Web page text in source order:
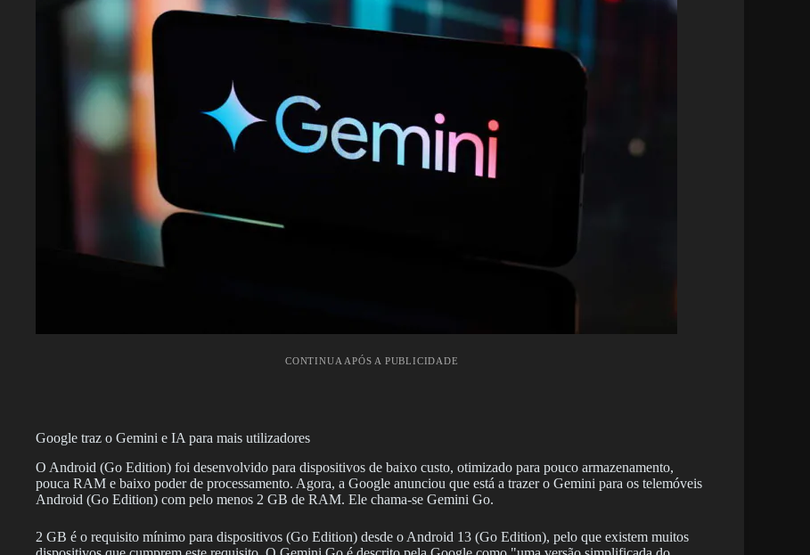
CONTINUA APÓS A PUBLICIDADE
Google traz o Gemini e IA para mais utilizadores
O Android (Go Edition) foi desenvolvido para dispositivos de baixo custo, otimizado para pouco armazenamento,
pouca RAM e baixo poder de processamento. Agora, a Google anunciou que está a trazer o Gemini para os telemóveis
Android (Go Edition) com pelo menos 2 GB de RAM. Ele chama-se Gemini Go.
2 GB é o requisito mínimo para dispositivos (Go Edition) desde o Android 13 (Go Edition), pelo que existem muitos